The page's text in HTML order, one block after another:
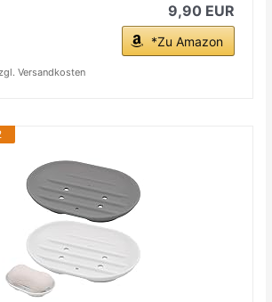
9,90 EUR
*Zu Amazon
Versandkosten